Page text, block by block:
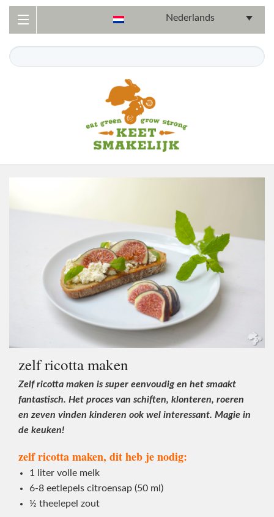
Nederlands
zelf ricotta maken
Zelf ricotta maken is super eenvoudig en het smaakt
fantastisch. Het proces van schiften, klonteren, roeren
en zeven vinden kinderen ook wel interessant. Magie in
de keuken!
zelf ricotta maken, dit heb je nodig:
1 liter volle melk
6-8 eetlepels citroensap (50 ml)
½ theelepel zout